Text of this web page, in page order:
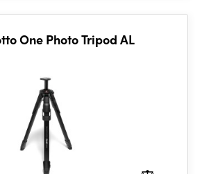
One Photo Tripod AL